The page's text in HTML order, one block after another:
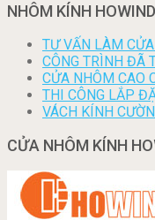
NHÔM KÍNH
TƯ VẤN LÀM
CÔNG TRÌNH ĐÃ
CỬA NHÔM CAO
THI CÔNG LẮP
VÁCH KÍNH
CỬA NHÔM KÍNH